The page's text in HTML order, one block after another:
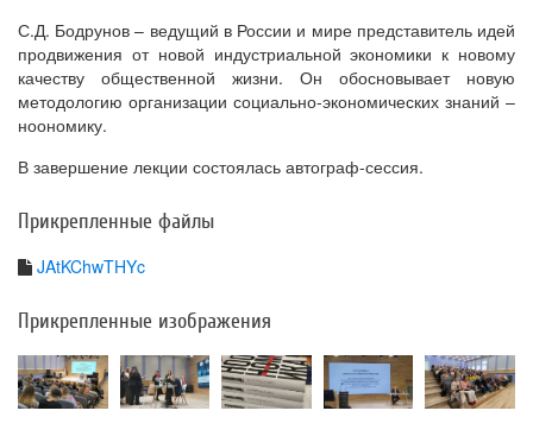
С.Д. Бодрунов – ведущий в России и мире представитель идей
продвижения от новой индустриальной экономики к новому
качеству общественной жизни. Он обосновывает новую
методологию организации социально-экономических знаний –
ноономику.
В завершение лекции состоялась автограф-сессия.
Прикрепленные файлы
JAtKChwTHYc
Прикрепленные изображения